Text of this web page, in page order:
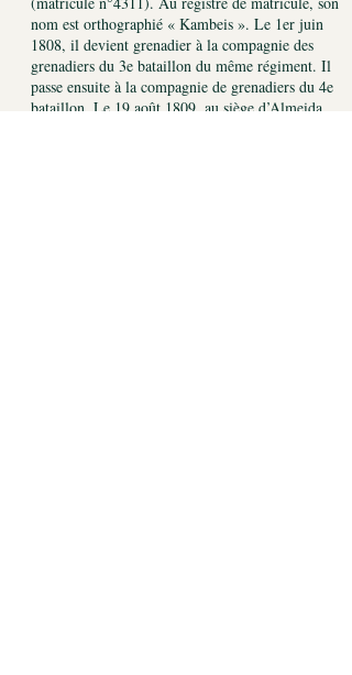
nom est orthographié « Kambeis ». Le 1er juin
1808, il devient grenadier à la compagnie des
grenadiers du 3e bataillon du même régiment. Il
passe ensuite à la compagnie de grenadiers du 4e
bataillon. Le 19 août 1809, au siège d’Almeida,